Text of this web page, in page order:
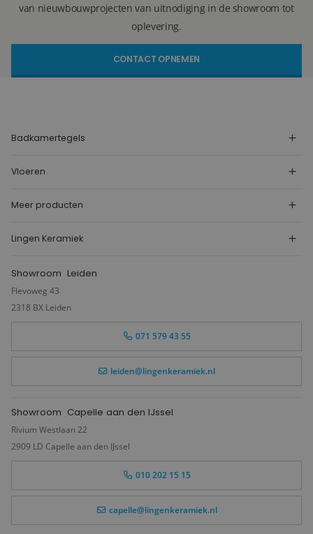
van nieuwbouwprojecten van uitnodiging in de showroom tot
oplevering.
CONTACT OPNEMEN
Badkamertegels
Vloeren
Meer producten
Lingen Keramiek
Showroom Leiden
Flevoweg 43
2318 BX Leiden
071 579 43 55
leiden@lingenkeramiek.nl
Showroom Capelle aan den IJssel
Rivium Westlaan 22
2909 LD Capelle aan den IJssel
010 202 15 15
capelle@lingenkeramiek.nl